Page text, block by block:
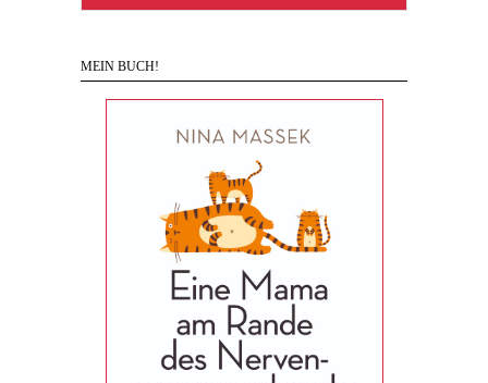
MEIN BUCH!